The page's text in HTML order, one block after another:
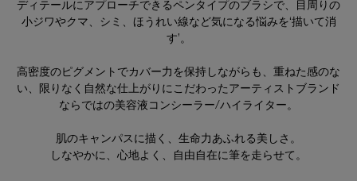
ディテールにアプローチできるペンタイプのブラシで、目周りの
小ジワやクマ、シミ、ほうれい線など気になる悩みを‘描いて消
す’。
高密度のピグメントでカバー力を保持しながらも、重ねた感のな
い、限りなく自然な仕上がりにこだわったアーティストブランド
ならではの美容液コンシーラー/ハイライター。
肌のキャンパスに描く、生命力あふれる美しさ。
しなやかに、心地よく、自由自在に筆を走らせて。